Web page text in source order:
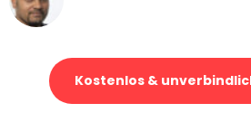
Kostenlos &